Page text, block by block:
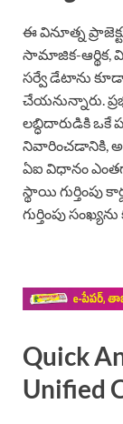
ఈ వినూత్న
సామాజిక-ఆర్థిక,
సర్వే డేటాను
చేయనున్నారు.
లబ్ధిదారుడికి ఒకే
నివారించడానికి,
ఏఐ విధానం
స్థాయి గుర్తింపు
గుర్తింపు
Quick
Unified